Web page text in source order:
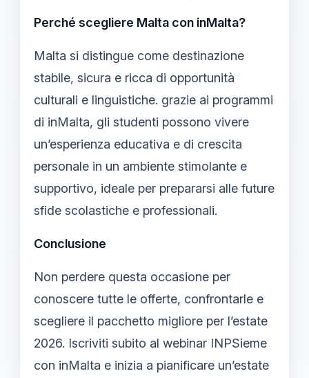
Perché scegliere Malta con inMalta?
Malta si distingue come destinazione
stabile, sicura e ricca di opportunità
culturali e linguistiche. grazie ai programmi
di inMalta, gli studenti possono vivere
un’esperienza educativa e di crescita
personale in un ambiente stimolante e
supportivo, ideale per prepararsi alle future
sfide scolastiche e professionali.
Conclusione
Non perdere questa occasione per
conoscere tutte le offerte, confrontarle e
scegliere il pacchetto migliore per l’estate
2026. Iscriviti subito al webinar INPSieme
con inMalta e inizia a pianificare un’estate